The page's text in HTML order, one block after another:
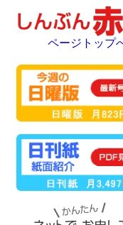
ページトップ